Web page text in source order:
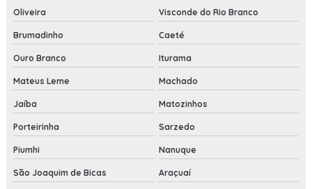
Oliveira Visconde do Rio Branco
Brumadinho Caeté
Ouro Branco Iturama
Mateus Leme Machado
Jaíba Matozinhos
Porteirinha Sarzedo
Piumhi Nanuque
São Joaquim de Bicas Araçuaí